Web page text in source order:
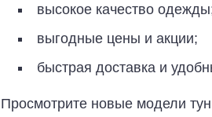
высокое качество
выгодные цены и акции;
быстрая доставка и
Просмотрите новые модели